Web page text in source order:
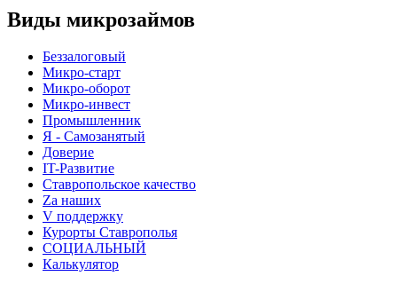
Виды микрозаймов
Беззалоговый
Микро-старт
Микро-оборот
Микро-инвест
Промышленник
Я - Самозанятый
Доверие
IT-Развитие
Ставропольское качество
Za наших
V поддержку
Курорты Ставрополья
СОЦИАЛЬНЫЙ
Калькулятор